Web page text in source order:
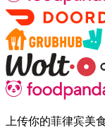
上传你的菲律宾